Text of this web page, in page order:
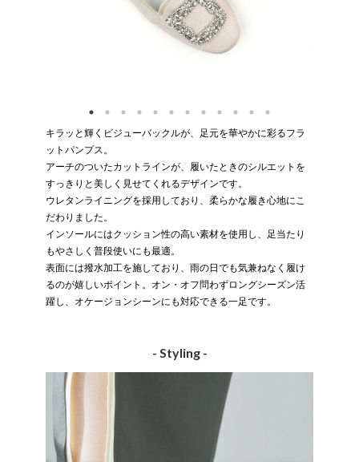
キラッと輝くビジューバックルが、足元を華やかに彩るフラ
ットパンプス。
アーチのついたカットラインが、履いたときのシルエットを
すっきりと美しく見せてくれるデザインです。
ウレタンライニングを採用しており、柔らかな履き心地にこ
だわりました。
インソールにはクッション性の高い素材を使用し、足当たり
もやさしく普段使いにも最適。
表面には撥水加工を施しており、雨の日でも気兼ねなく履け
るのが嬉しいポイント。オン・オフ問わずロングシーズン活
躍し、オケージョンシーンにも対応できる一足です。
- Styling -